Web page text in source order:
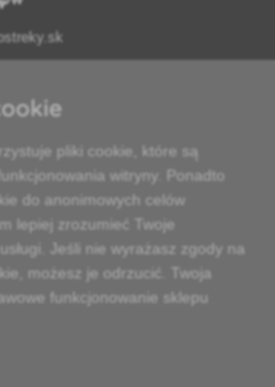
poradą
pliki cookie, które są
witryny. Ponadto
do anonimowych celów
lepiej zrozumieć Twoje
Jeśli nie wyrażasz zgody na
możesz je odrzucić. Twoja
funkcjonowanie sklepu